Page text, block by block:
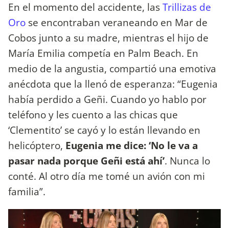
En el momento del accidente, lasTrillizas de
Oro se encontraban veraneando en Mar de
Cobos junto a su madre, mientras el hijo de
María Emilia competía en Palm Beach. En
medio de la angustia, compartió una emotiva
anécdota que la llenó de esperanza: “Eugenia
había perdido a Geñi. Cuando yo hablo por
teléfono y les cuento a las chicas que
‘Clementito’ se cayó y lo están llevando en
helicóptero, Eugenia me dice: ‘No le va a
pasar nada porque Geñi está ahí’. Nunca lo
conté. Al otro día me tomé un avión con mi
familia”.